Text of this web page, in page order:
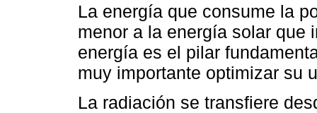
La energía que consume la
menor a la energía solar que
energía es el pilar
muy importante optimizar su
La radiación se transfiere